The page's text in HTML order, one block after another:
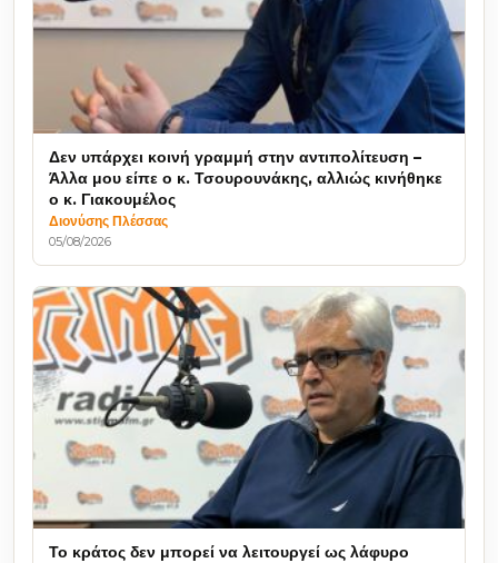
Δεν υπάρχει κοινή γραμμή στην αντιπολίτευση –
Άλλα μου είπε ο κ. Τσουρουνάκης, αλλιώς κινήθηκε
ο κ. Γιακουμέλος
Διονύσης Πλέσσας
05/08/2026
Το κράτος δεν μπορεί να λειτουργεί ως λάφυρο